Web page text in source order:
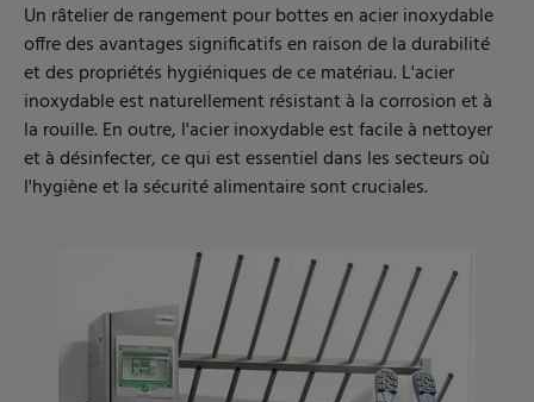
Un râtelier de rangement pour bottes en acier inoxydable
offre des avantages significatifs en raison de la durabilité
et des propriétés hygiéniques de ce matériau. L'acier
inoxydable est naturellement résistant à la corrosion et à
la rouille. En outre, l'acier inoxydable est facile à nettoyer
et à désinfecter, ce qui est essentiel dans les secteurs où
l'hygiène et la sécurité alimentaire sont cruciales.